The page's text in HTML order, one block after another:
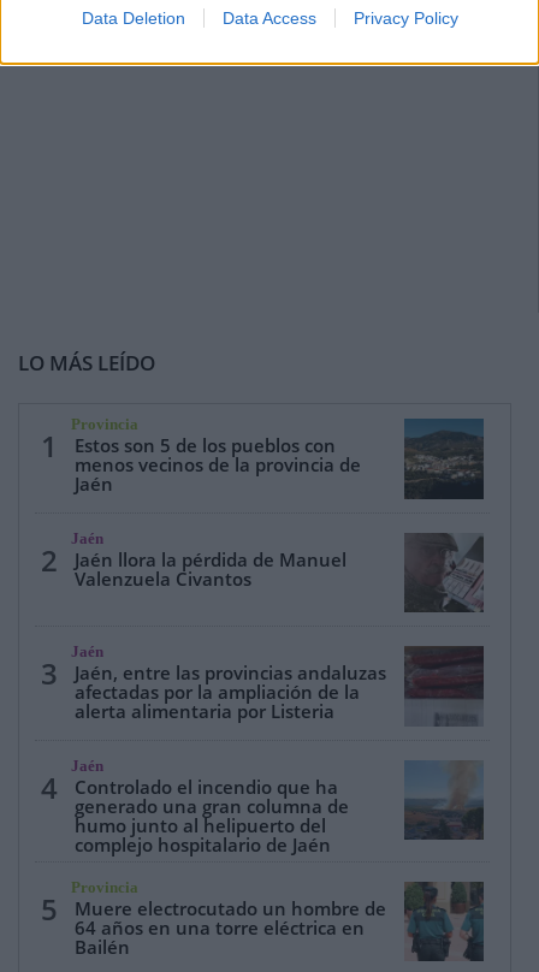
Data Deletion Data Access Privacy Policy
LO MÁS LEÍDO
1
Provincia
Estos son 5 de los pueblos con
menos vecinos de la provincia de
Jaén
2
Jaén
Jaén llora la pérdida de Manuel
Valenzuela Civantos
3
Jaén
Jaén, entre las provincias andaluzas
afectadas por la ampliación de la
alerta alimentaria por Listeria
4
Jaén
Controlado el incendio que ha
generado una gran columna de
humo junto al helipuerto del
complejo hospitalario de Jaén
5
Provincia
Muere electrocutado un hombre de
64 años en una torre eléctrica en
Bailén